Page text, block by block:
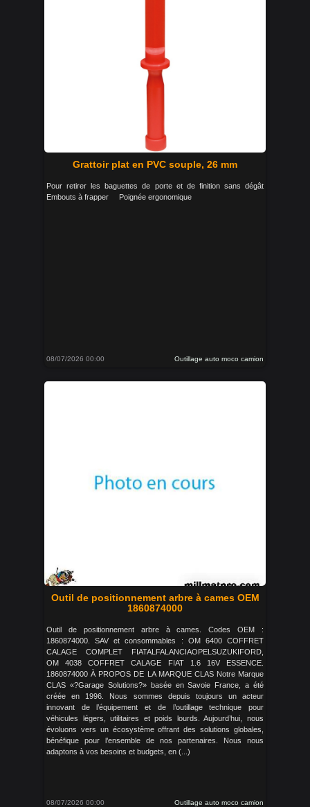
Grattoir plat en PVC souple, 26 mm
Pour retirer les baguettes de porte et de finition sans dégât
Embouts à frapper Poignée ergonomique
08/07/2026 00:00 Outillage auto moco camion
Outil de positionnement arbre à cames OEM
1860874000
Outil de positionnement arbre à cames. Codes OEM :
1860874000. SAV et consommables : OM 6400 COFFRET
CALAGE COMPLET FIATALFALANCIAOPELSUZUKIFORD,
OM 4038 COFFRET CALAGE FIAT 1.6 16V ESSENCE.
1860874000 À PROPOS DE LA MARQUE CLAS Notre Marque
CLAS «?Garage Solutions?» basée en Savoie France, a été
créée en 1996. Nous sommes depuis toujours un acteur
innovant de l’équipement et de l’outillage technique pour
véhicules légers, utilitaires et poids lourds. Aujourd’hui, nous
évoluons vers un écosystème offrant des solutions globales,
bénéfique pour l’ensemble de nos partenaires. Nous nous
adaptons à vos besoins et budgets, en (...)
08/07/2026 00:00 Outillage auto moco camion